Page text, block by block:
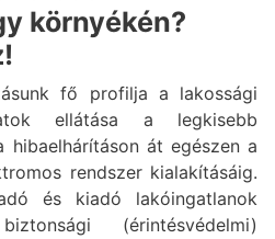
környékén?
fő profilja a lakossági
ellátása a legkisebb
hibaelhárításon át egészen a
rendszer kialakításáig.
és kiadó lakóingatlanok
(érintésvédelmi)